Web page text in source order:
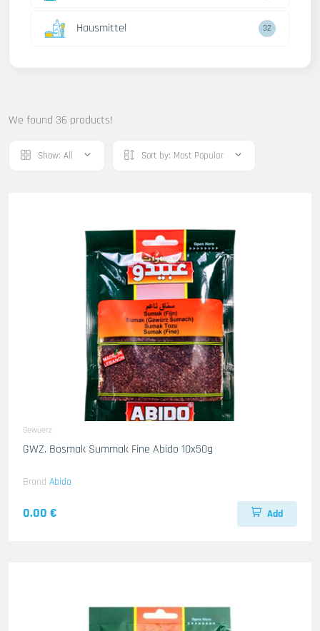
Hausmittel 32
We found 36 products!
Show: All Sort by: Most Popular
Gewuerz
GWZ. Bosmak Summak Fine Abido 10x50g
Brand Abido
0.00 € Add